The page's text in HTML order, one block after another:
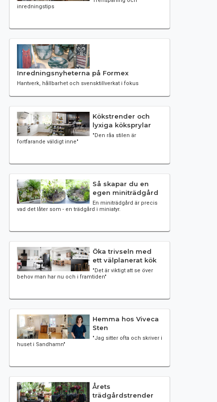
inredningstips
Inredningsnyheterna på Formex
Hantverk, hållbarhet och svensktillverkat i fokus
Kökstrender och
lyxiga köksprylar
"Den råa stilen är
fortfarande väldigt inne"
Så skapar du en
egen miniträdgård
En miniträdgård är precis
vad det låter som - en trädgård i miniatyr.
Öka trivseln med
ett välplanerat kök
"Det är viktigt att se över
behov man har nu och i framtiden"
Hemma hos Viveca
Sten
"Jag sitter ofta och skriver i
huset i Sandhamn"
Årets
trädgårdstrender